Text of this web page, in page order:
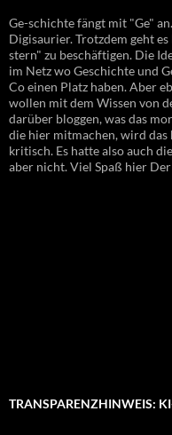
Ge-schichte fängt mit "Ge"
Digisaurier. Trotzdem geht
stern" zu beschäftigen. Die
im Netz wo Geschichte und
Co einen Platz haben. Aber
wollen mit dem Wissen von
darüber bloggen, was das
die hier mitmachen, wird
kritisch. Es hatte also auch
aber nicht. Viel Spaß hier
TRANSPARENZHINWEIS: